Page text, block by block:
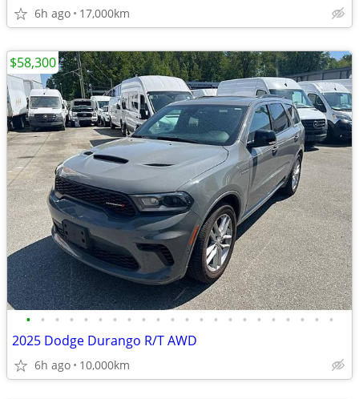
6h ago 17,000km
• • • • • • • • • • • • • • • • • • • • • •
2025 Dodge Durango R/T AWD
6h ago 10,000km
$58,300